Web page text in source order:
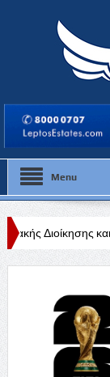
Menu
της Κυβέρνησης